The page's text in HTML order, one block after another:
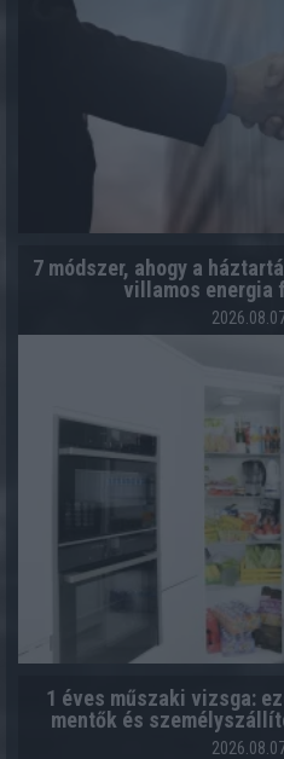
7 módszer, ahogy a
villamos energia
1 éves műszaki vizsga:
mentők és